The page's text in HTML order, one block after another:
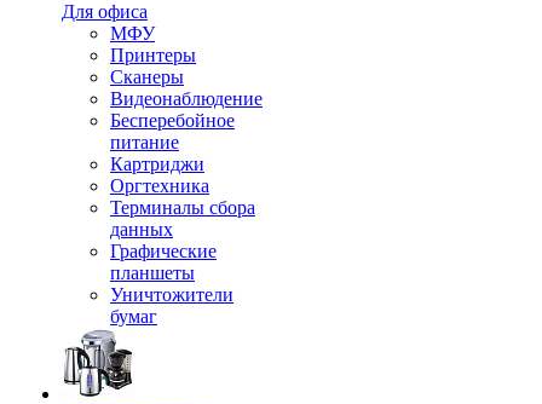
Для офиса
МФУ
Принтеры
Сканеры
Видеонаблюдение
Бесперебойное
питание
Картриджи
Оргтехника
Терминалы сбора
данных
Графические
планшеты
Уничтожители
бумаг